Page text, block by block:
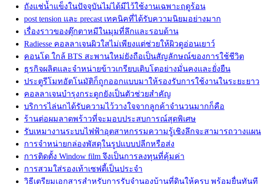
ถังแช่น้ำแข็งในปัจจุบันไม่ได้มีไว้ใช้งานเฉพาะฤดูร้อน
post tension และ precast เทคนิคที่ได้รับความนิยมอย่างมาก
เรื่องราวของตุ๊กตาหมีในมุมที่ลึกและรอบด้าน
Radiesse คอลลาเจนผิวใสไม่เพียงแต่ช่วยให้ผิวดูอ่อนเยาว์
คอนโด ใกล้ BTS สะพานใหม่ยังถือเป็นสัญลักษณ์ของการใช้ชีวิต
ธุรกิจผลิตและจำหน่ายข้าวเกรียบเติบโตอย่างมั่นคงและยั่งยืน
ประตูรีโมทอัตโนมัติก็ถูกออกแบบมาให้รองรับการใช้งานในระยะยาว
คอลลาเจนบำรุงกระดูกยังเป็นตัวช่วยสำคัญ
บริการไล่นกได้รับความไว้วางใจจากลูกค้าจำนวนมากก็คือ
ร้านต่อผมลาดพร้าวที่จะมอบประสบการณ์สุดพิเศษ
รับเหมางานระบบไฟฟ้าอุตสาหกรรมความรู้เชิงลึกจะสามารถวางแผน
การจำหน่ายกล่องพัสดุในรูปแบบปลีกหรือส่ง
การติดตั้ง Window film จึงเป็นการลงทุนที่คุ้มค่า
การสวมใส่รองเท้าเซฟตี้เป็นประจำ
วิธีเตรียมเอกสารสำหรับการรับจำนองบ้านที่ดินให้ครบ พร้อมยื่นทันที